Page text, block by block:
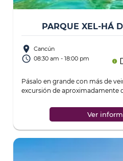
PARQUE XEL-HÁ
place Cancún
access_time 08:30 am - 18:00 pm info
Pásalo en grande con más de
excursión de aproximadamente
Ver